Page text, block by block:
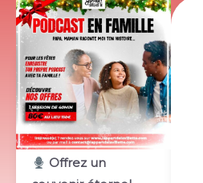
Offrez un